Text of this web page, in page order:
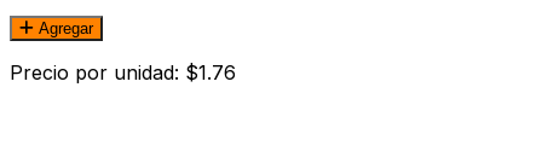
Agregar
Precio por unidad: $1.76